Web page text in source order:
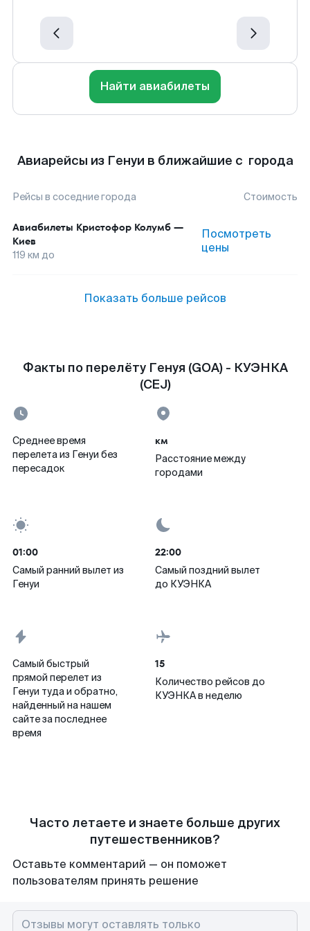
Найти авиабилеты
Авиарейсы из Генуи в ближайшие с города
Рейсы в соседние города Стоимость
Авиабилеты Кристофор Колумб —
Киев
119 км до
Посмотреть
цены
Показать больше рейсов
Факты по перелёту Генуя (GOA) - КУЭНКА
(CEJ)
Среднее время
перелета из Генуи без
пересадок
км
Расстояние между
городами
01:00
Самый ранний вылет из
Генуи
22:00
Самый поздний вылет
до КУЭНКА
Самый быстрый
прямой перелет из
Генуи туда и обратно,
найденный на нашем
сайте за последнее
время
15
Количество рейсов до
КУЭНКА в неделю
Часто летаете и знаете больше других
путешественников?
Оставьте комментарий — он поможет
пользователям принять решение